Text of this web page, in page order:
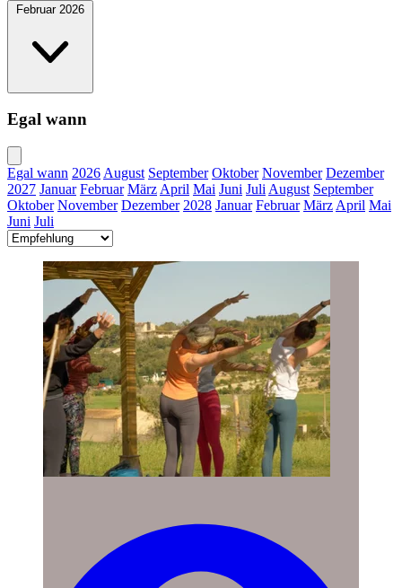
Februar 2026
Egal wann
Egal wann 2026 August September Oktober November Dezember
2027 Januar Februar März April Mai Juni Juli August September
Oktober November Dezember 2028 Januar Februar März April Mai
Juni Juli